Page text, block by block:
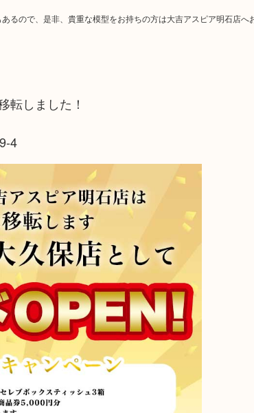
るので、是非、貴重な模型をお持ちの方は大吉アスピア明石店へ
転しました！
4